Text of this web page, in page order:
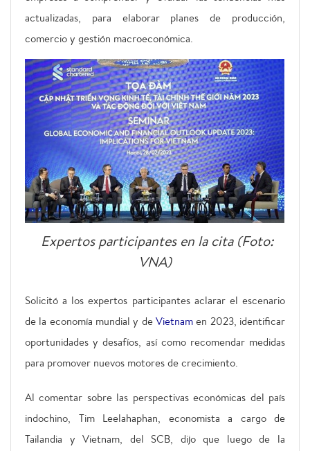
actualizadas, para elaborar planes de producción,
comercio y gestión macroeconómica.
Expertos participantes en la cita (Foto:
VNA)
Solicitó a los expertos participantes aclarar el escenario
de la economía mundial y deVietnamen 2023, identificar
oportunidades y desafíos, así como recomendar medidas
para promover nuevos motores de crecimiento.
Al comentar sobre las perspectivas económicas del país
indochino, Tim Leelahaphan, economista a cargo de
Tailandia y Vietnam, del SCB, dijo que luego de la